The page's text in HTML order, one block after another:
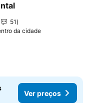
aos favoritos
51
da cidade
Ver preços